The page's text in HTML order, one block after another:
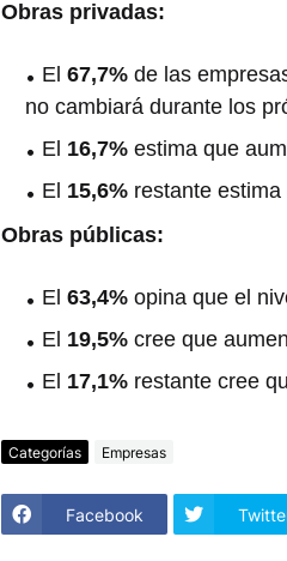
Obras privadas:
El 67,7% de las
no cambiará durante los
El 16,7% estima que
El 15,6% restante
Obras públicas:
El 63,4% opina que el
El 19,5% cree que
El 17,1% restante cree
Categorías Empresas
Facebook